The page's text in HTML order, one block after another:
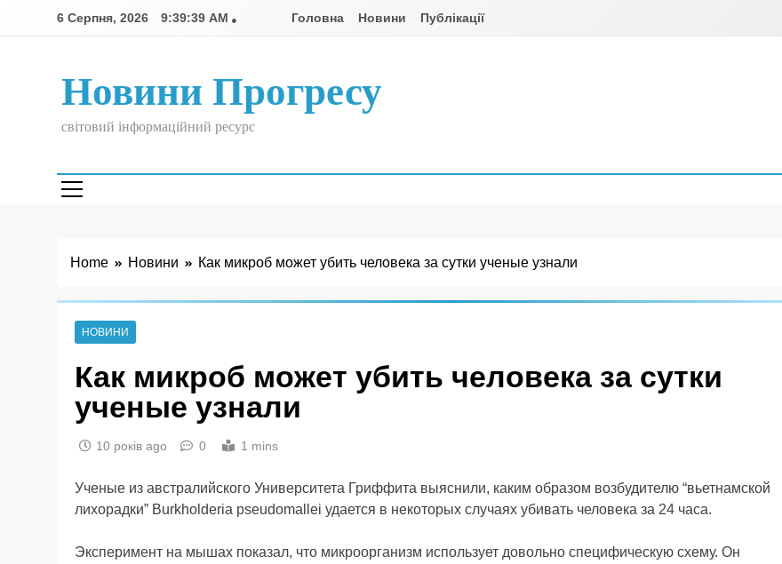
6 Серпня, 2026 9:39:39 AM Головна Новини Публікації
Новини Прогресу
світовий інформаційний ресурс
Home Новини Как микроб может убить человека за сутки ученые узнали
НОВИНИ
Как микроб может убить человека за сутки
ученые узнали
10 років ago 0 1 mins
Ученые из австралийского Университета Гриффита выяснили, каким образом возбудителю “вьетнамской
лихорадки” Burkholderia pseudomallei удается в некоторых случаях убивать человека за 24 часа.
Эксперимент на мышах показал, что микроорганизм использует довольно специфическую схему. Он